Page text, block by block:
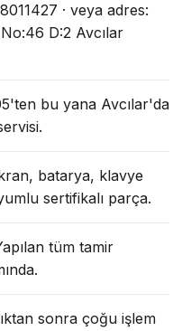
· veya adres:
D:2 Avcılar
bu yana Avcılar'da
batarya, klavye
sertifikalı parça.
tüm tamir
sonra çoğu işlem